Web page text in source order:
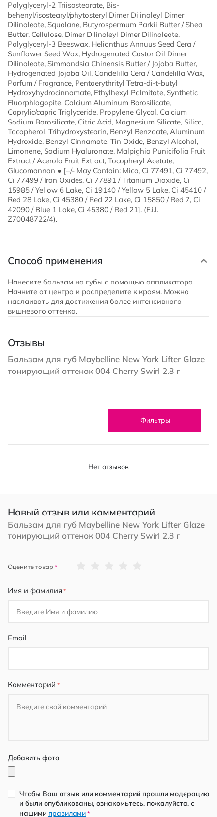
Polyglyceryl-2 Triisostearate, Bis-
behenyl/isostearyl/phytosteryl Dimer Dilinoleyl Dimer
Dilinoleate, Squalane, Butyrospermum Parkii Butter / Shea
Butter, Cellulose, Dimer Dilinoleyl Dimer Dilinoleate,
Polyglyceryl-3 Beeswax, Helianthus Annuus Seed Cera /
Sunflower Seed Wax, Hydrogenated Castor Oil Dimer
Dilinoleate, Simmondsia Chinensis Butter / Jojoba Butter,
Hydrogenated Jojoba Oil, Candelilla Cera / Candelilla Wax,
Parfum / Fragrance, Pentaerythrityl Tetra-di-t-butyl
Hydroxyhydrocinnamate, Ethylhexyl Palmitate, Synthetic
Fluorphlogopite, Calcium Aluminum Borosilicate,
Caprylic/capric Triglyceride, Propylene Glycol, Calcium
Sodium Borosilicate, Citric Acid, Magnesium Silicate, Silica,
Tocopherol, Trihydroxystearin, Benzyl Benzoate, Aluminum
Hydroxide, Benzyl Cinnamate, Tin Oxide, Benzyl Alcohol,
Limonene, Sodium Hyaluronate, Malpighia Punicifolia Fruit
Extract / Acerola Fruit Extract, Tocopheryl Acetate,
Glucomannan ● [+/- May Contain: Mica, Ci 77491, Ci 77492,
Ci 77499 / Iron Oxides, Ci 77891 / Titanium Dioxide, Ci
15985 / Yellow 6 Lake, Ci 19140 / Yellow 5 Lake, Ci 45410 /
Red 28 Lake, Ci 45380 / Red 22 Lake, Ci 15850 / Red 7, Ci
42090 / Blue 1 Lake, Ci 45380 / Red 21]. (F.i.l.
Z70048722/4).
Способ применения
Нанесите бальзам на губы с помощью аппликатора.
Начните от центра и распределите к краям. Можно
наслаивать для достижения более интенсивного
вишневого оттенка.
Отзывы
Бальзам для губ Maybelline New York Lifter Glaze
тонирующий оттенок 004 Cherry Swirl 2.8 г
Фильтры
Нет отзывов
Новый отзыв или комментарий
Бальзам для губ Maybelline New York Lifter Glaze
тонирующий оттенок 004 Cherry Swirl 2.8 г
Оцените товар
Имя и фамилия
Email
Комментарий
Добавить фото
Чтобы Ваш отзыв или комментарий прошли модерацию
и были опубликованы, ознакомьтесь, пожалуйста, с
нашими правилами *